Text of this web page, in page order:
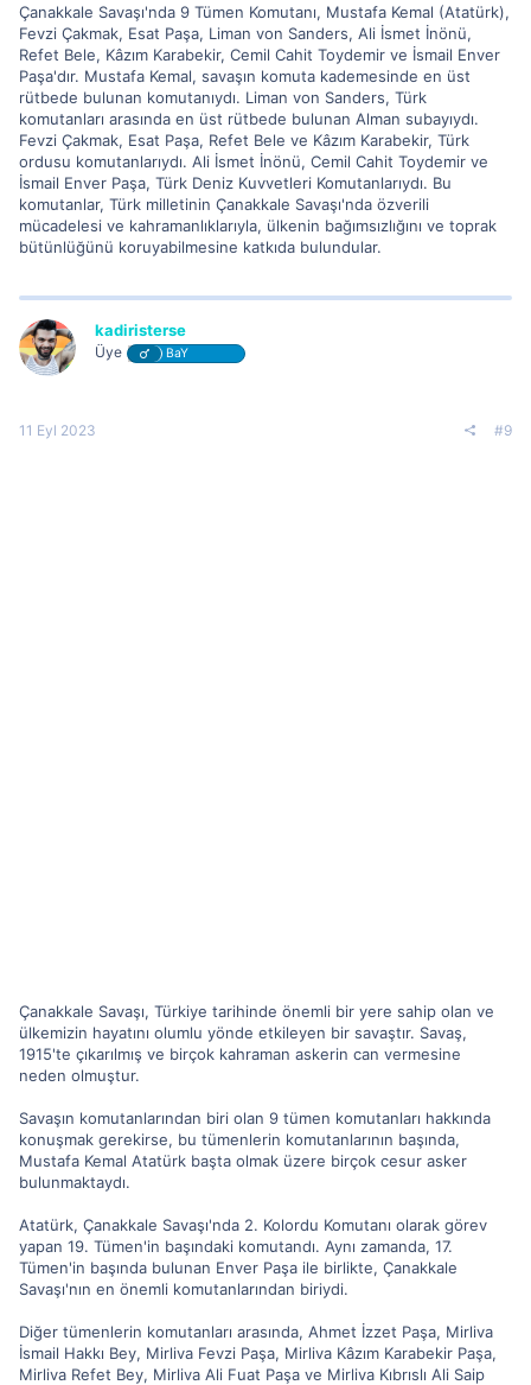
Çanakkale Savaşı'nda 9 Tümen Komutanı, Mustafa Kemal (Atatürk),
Fevzi Çakmak, Esat Paşa, Liman von Sanders, Ali İsmet İnönü,
Refet Bele, Kâzım Karabekir, Cemil Cahit Toydemir ve İsmail Enver
Paşa'dır. Mustafa Kemal, savaşın komuta kademesinde en üst
rütbede bulunan komutanıydı. Liman von Sanders, Türk
komutanları arasında en üst rütbede bulunan Alman subayıydı.
Fevzi Çakmak, Esat Paşa, Refet Bele ve Kâzım Karabekir, Türk
ordusu komutanlarıydı. Ali İsmet İnönü, Cemil Cahit Toydemir ve
İsmail Enver Paşa, Türk Deniz Kuvvetleri Komutanlarıydı. Bu
komutanlar, Türk milletinin Çanakkale Savaşı'nda özverili
mücadelesi ve kahramanlıklarıyla, ülkenin bağımsızlığını ve toprak
bütünlüğünü koruyabilmesine katkıda bulundular.
kadiristerse
Üye BaY
11 Eyl 2023 #9
Çanakkale Savaşı, Türkiye tarihinde önemli bir yere sahip olan ve
ülkemizin hayatını olumlu yönde etkileyen bir savaştır. Savaş,
1915'te çıkarılmış ve birçok kahraman askerin can vermesine
neden olmuştur.
Savaşın komutanlarından biri olan 9 tümen komutanları hakkında
konuşmak gerekirse, bu tümenlerin komutanlarının başında,
Mustafa Kemal Atatürk başta olmak üzere birçok cesur asker
bulunmaktaydı.
Atatürk, Çanakkale Savaşı'nda 2. Kolordu Komutanı olarak görev
yapan 19. Tümen'in başındaki komutandı. Aynı zamanda, 17.
Tümen'in başında bulunan Enver Paşa ile birlikte, Çanakkale
Savaşı'nın en önemli komutanlarından biriydi.
Diğer tümenlerin komutanları arasında, Ahmet İzzet Paşa, Mirliva
İsmail Hakkı Bey, Mirliva Fevzi Paşa, Mirliva Kâzım Karabekir Paşa,
Mirliva Refet Bey, Mirliva Ali Fuat Paşa ve Mirliva Kıbrıslı Ali Saip